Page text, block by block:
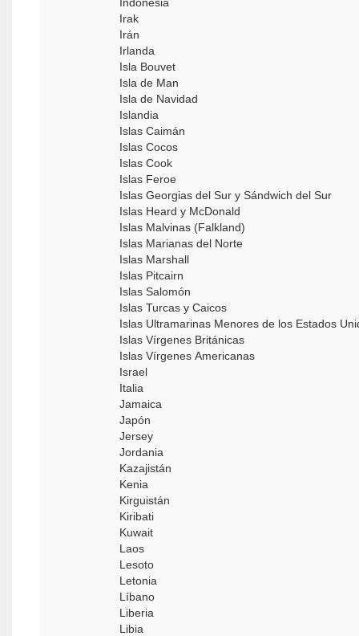
Irak
Irán
Irlanda
Isla Bouvet
Isla de Man
Isla de Navidad
Islandia
Islas Caimán
Islas Cocos
Islas Cook
Islas Feroe
Islas Georgias del Sur y Sándwich del Sur
Islas Heard y McDonald
Islas Malvinas (Falkland)
Islas Marianas del Norte
Islas Marshall
Islas Pitcairn
Islas Salomón
Islas Turcas y Caicos
Islas Ultramarinas Menores de los Estados
Islas Vírgenes Británicas
Islas Vírgenes Americanas
Israel
Italia
Jamaica
Japón
Jersey
Jordania
Kazajistán
Kenia
Kirguistán
Kiribati
Kuwait
Laos
Lesoto
Letonia
Líbano
Liberia
Libia